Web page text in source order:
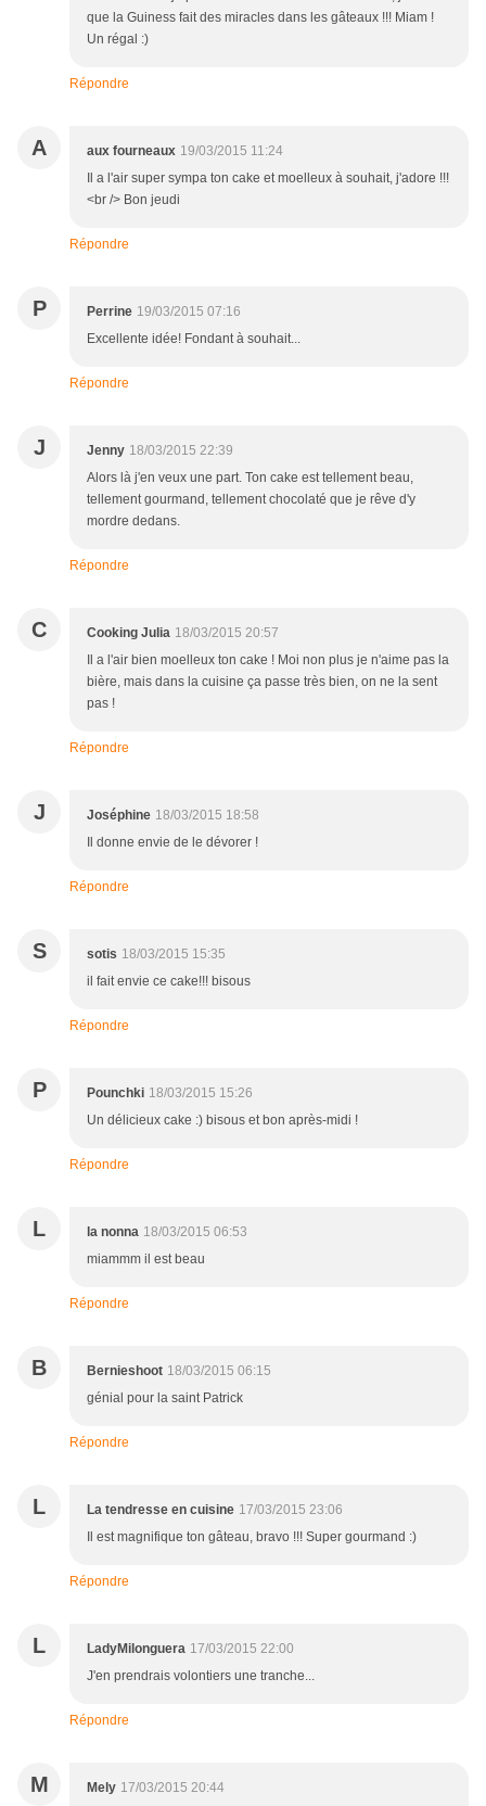
que la Guiness fait des miracles dans les gâteaux !!! Miam !
Un régal :)
Répondre
A aux fourneaux 19/03/2015 11:24
Il a l'air super sympa ton cake et moelleux à souhait, j'adore !!!
<br /> Bon jeudi
Répondre
P Perrine 19/03/2015 07:16
Excellente idée! Fondant à souhait...
Répondre
J Jenny 18/03/2015 22:39
Alors là j'en veux une part. Ton cake est tellement beau,
tellement gourmand, tellement chocolaté que je rêve d'y
mordre dedans.
Répondre
C Cooking Julia 18/03/2015 20:57
Il a l'air bien moelleux ton cake ! Moi non plus je n'aime pas la
bière, mais dans la cuisine ça passe très bien, on ne la sent
pas !
Répondre
J Joséphine 18/03/2015 18:58
Il donne envie de le dévorer !
Répondre
S sotis 18/03/2015 15:35
il fait envie ce cake!!! bisous
Répondre
P Pounchki 18/03/2015 15:26
Un délicieux cake :) bisous et bon après-midi !
Répondre
L la nonna 18/03/2015 06:53
miammm il est beau
Répondre
B Bernieshoot 18/03/2015 06:15
génial pour la saint Patrick
Répondre
L La tendresse en cuisine 17/03/2015 23:06
Il est magnifique ton gâteau, bravo !!! Super gourmand :)
Répondre
L LadyMilonguera 17/03/2015 22:00
J'en prendrais volontiers une tranche...
Répondre
M Mely 17/03/2015 20:44